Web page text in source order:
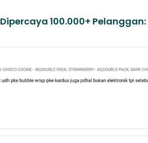
Dipercaya 100.000+ Pelanggan: